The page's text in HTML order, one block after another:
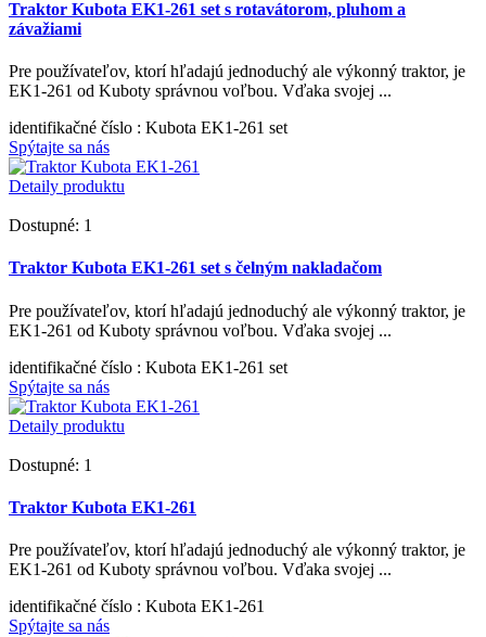
Traktor Kubota EK1-261 set s rotavátorom, pluhom a
závažiami
Pre používateľov, ktorí hľadajú jednoduchý ale výkonný traktor, je
EK1-261 od Kuboty správnou voľbou. Vďaka svojej ...
identifikačné číslo : Kubota EK1-261 set
Spýtajte sa nás
Detaily produktu
Dostupné: 1
Traktor Kubota EK1-261 set s čelným nakladačom
Pre používateľov, ktorí hľadajú jednoduchý ale výkonný traktor, je
EK1-261 od Kuboty správnou voľbou. Vďaka svojej ...
identifikačné číslo : Kubota EK1-261 set
Spýtajte sa nás
Detaily produktu
Dostupné: 1
Traktor Kubota EK1-261
Pre používateľov, ktorí hľadajú jednoduchý ale výkonný traktor, je
EK1-261 od Kuboty správnou voľbou. Vďaka svojej ...
identifikačné číslo : Kubota EK1-261
Spýtajte sa nás